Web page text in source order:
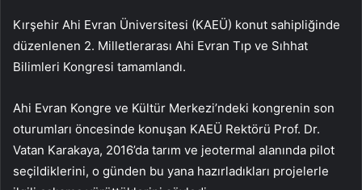
Kırşehir Ahi Evran Üniversitesi (KAEÜ) konut sahipliğinde
düzenlenen 2. Milletlerarası Ahi Evran Tıp ve Sıhhat
Bilimleri Kongresi tamamlandı.
Ahi Evran Kongre ve Kültür Merkezi’ndeki kongrenin son
oturumları öncesinde konuşan KAEÜ Rektörü Prof. Dr.
Vatan Karakaya, 2016’da tarım ve jeotermal alanında pilot
seçildiklerini, o günden bu yana hazırladıkları projelerle